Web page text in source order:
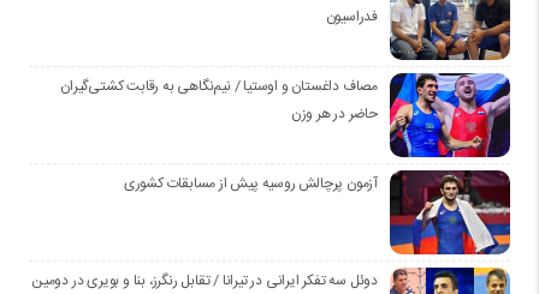
فدراسیون
مصاف داغستان و اوستیا / نیم‌نگاهی به رقابت کشتی‌گیران
حاضر در هر وزن
آزمون پرچالش روسیه پیش از مسابقات کشوری
دوئل سه تفکر ایرانی در تیرانا / تقابل رنگرز، بنا و بویری در دومین